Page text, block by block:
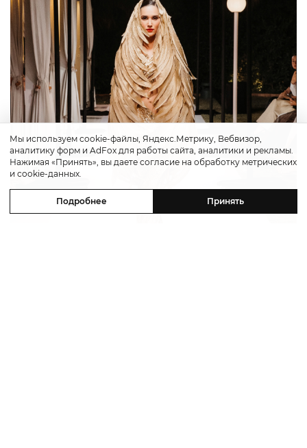
Мы используем cookie-файлы, Яндекс.Метрику, Вебвизор,
аналитику форм и AdFox для работы сайта, аналитики и рекламы.
Нажимая «Принять», вы даете согласие на обработку метрических
и cookie-данных.
Подробнее Принять